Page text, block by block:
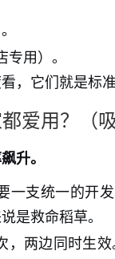
用）。
，它们就是标
爱用？（
升。
一支统一的开
是救命稻草。
，两边同时生